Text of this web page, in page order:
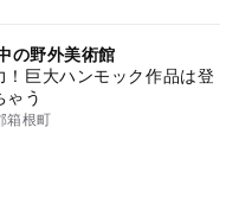
の野外美術館
！巨大ハンモック作品は登
ゃう
箱根町